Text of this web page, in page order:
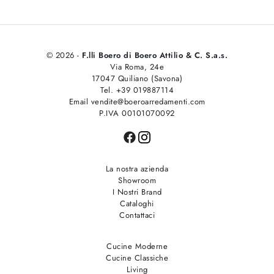
© 2026 - F.lli Boero di Boero Attilio & C. S.a.s.
Via Roma, 24e
17047 Quiliano (Savona)
Tel. +39 019887114
Email vendite@boeroarredamenti.com
P.IVA 00101070092
La nostra azienda
Showroom
I Nostri Brand
Cataloghi
Contattaci
Cucine Moderne
Cucine Classiche
Living